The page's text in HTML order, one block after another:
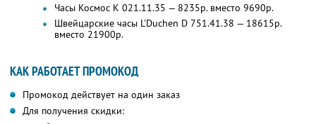
Часы Космос K 021.11.35 — 8235р. вместо 9690р.
Швейцарские часы L'Duchen D 751.41.38 — 18615р.
вместо 21900р.
КАК РАБОТАЕТ ПРОМОКОД
Промокод действует на один заказ
Для получения скидки: